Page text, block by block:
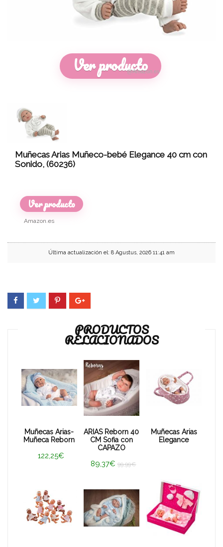
Ver producto
@Amazon.es
Muñecas Arias Muñeco-bebé Elegance 40 cm con
Sonido, (60236)
Ver producto
Amazon.es
Última actualización el: 8 Agustus, 2026 11:41 am
PRODUCTOS
RELACIONADOS
Muñecas Arias-
Muñeca Reborn
122,25€
ARIAS Reborn 40
CM Sofia con
CAPAZO
89,37€99,99€
Muñecas Arias
Elegance